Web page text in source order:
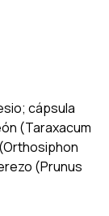
cápsula
(Taraxacum
(Prunus